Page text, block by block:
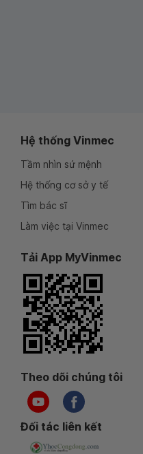
Hệ thống Vinmec
Tầm nhìn sứ mệnh
Hệ thống cơ sở y tế
Tìm bác sĩ
Làm việc tại Vinmec
Tải App MyVinmec
Theo dõi chúng tôi
Đối tác liên kết